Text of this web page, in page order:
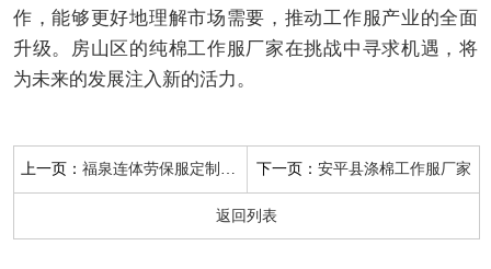
作，能够更好地理解市场需要，推动工作服产业的全面
升级。房山区的纯棉工作服厂家在挑战中寻求机遇，将
为未来的发展注入新的活力。
上一页：福泉连体劳保服定制厂家 下一页： 安平县涤棉工作服厂家
返回列表